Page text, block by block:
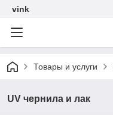
vink
Товары и услуги
UV чернила и лак